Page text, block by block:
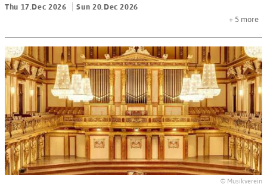
Thu 17.Dec 2026
Sun 20.Dec 2026
+ 5 more
© Musikverein